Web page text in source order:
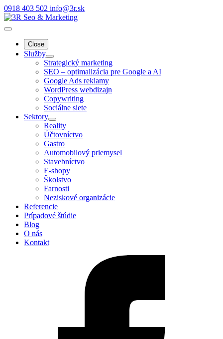
0918 403 502 info@3r.sk
Close
Služby
Strategický marketing
SEO – optimalizácia pre Google a AI
Google Ads reklamy
WordPress webdizajn
Copywriting
Sociálne siete
Sektory
Reality
Účtovníctvo
Gastro
Automobilový priemysel
Stavebníctvo
E-shopy
Školstvo
Farnosti
Neziskové organizácie
Referencie
Prípadové štúdie
Blog
O nás
Kontakt